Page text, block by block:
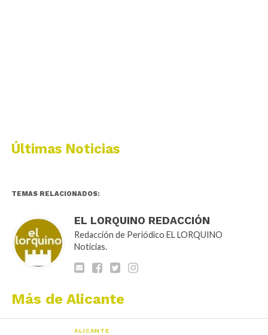
Últimas Noticias
TEMAS RELACIONADOS:
EL LORQUINO REDACCIÓN
Redacción de Periódico EL LORQUINO
Noticias.
Más de Alicante
ALICANTE